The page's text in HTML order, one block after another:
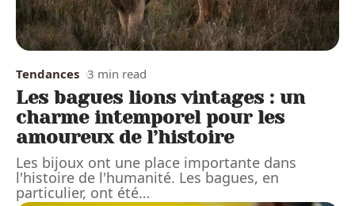
Tendances 3 min read
Les bagues lions vintages : un
charme intemporel pour les
amoureux de l’histoire
Les bijoux ont une place importante dans
l'histoire de l'humanité. Les bagues, en
particulier, ont été…